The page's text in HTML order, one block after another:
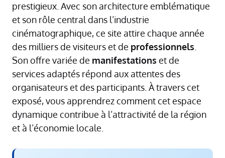
prestigieux. Avec son architecture emblématique
et son rôle central dans l’industrie
cinématographique, ce site attire chaque année
des milliers de visiteurs et de professionnels
Son offre variée de manifestations et de
services adaptés répond aux attentes des
organisateurs et des participants. À travers cet
exposé, vous apprendrez comment cet espace
dynamique contribue à l’attractivité de la région
et à l’économie locale.